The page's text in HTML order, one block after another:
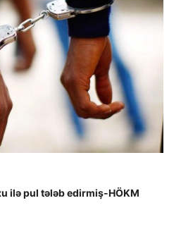
ilə pul tələb edirmiş-HÖKM